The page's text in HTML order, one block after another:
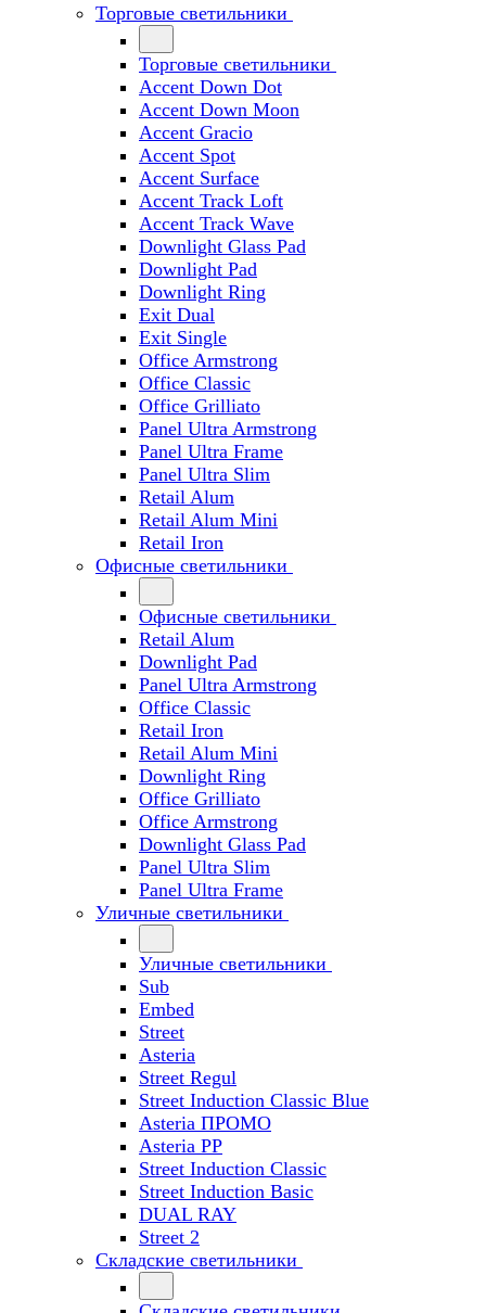
Торговые светильники
Торговые светильники
Accent Down Dot
Accent Down Moon
Accent Gracio
Accent Spot
Accent Surface
Accent Track Loft
Accent Track Wave
Downlight Glass Pad
Downlight Pad
Downlight Ring
Exit Dual
Exit Single
Office Armstrong
Office Classic
Office Grilliato
Panel Ultra Armstrong
Panel Ultra Frame
Panel Ultra Slim
Retail Alum
Retail Alum Mini
Retail Iron
Офисные светильники
Офисные светильники
Retail Alum
Downlight Pad
Panel Ultra Armstrong
Office Classic
Retail Iron
Retail Alum Mini
Downlight Ring
Office Grilliato
Office Armstrong
Downlight Glass Pad
Panel Ultra Slim
Panel Ultra Frame
Уличные светильники
Уличные светильники
Sub
Embed
Street
Asteria
Street Regul
Street Induction Classic Blue
Asteria ПРОМО
Asteria PP
Street Induction Classic
Street Induction Basic
DUAL RAY
Street 2
Складские светильники